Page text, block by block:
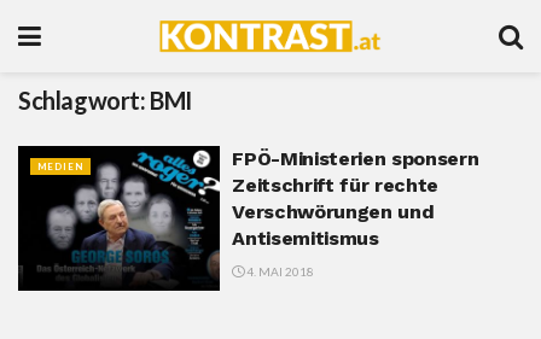
Schlagwort: BMI
MEDIEN
FPÖ-Ministerien sponsern
Zeitschrift für rechte
Verschwörungen und
Antisemitismus
4. MAI 2018